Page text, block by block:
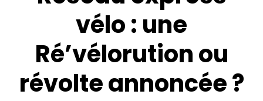
vélo : une
Ré’vélorution ou
révolte annoncée ?